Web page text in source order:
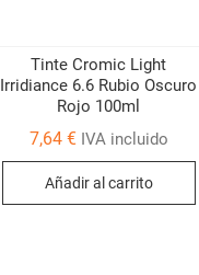
Tinte Cromic Light
Irridiance 6.6 Rubio Oscuro
Rojo 100ml
7,64 € IVA incluido
Añadir al carrito